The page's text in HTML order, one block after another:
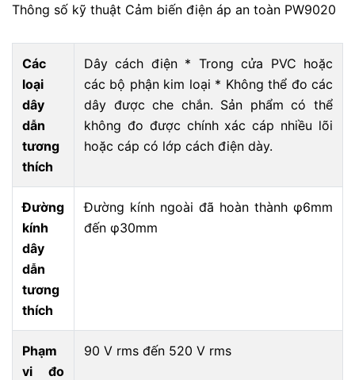
Thông số kỹ thuật Cảm biến điện áp an toàn PW9020
Các
loại
dây
dẫn
tương
thích
Dây cách điện * Trong cửa PVC hoặc
các bộ phận kim loại * Không thể đo các
dây được che chắn. Sản phẩm có thể
không đo được chính xác cáp nhiều lõi
hoặc cáp có lớp cách điện dày.
Đường
kính
dây
dẫn
tương
thích
Đường kính ngoài đã hoàn thành φ6mm
đến φ30mm
Phạm
vi đo
90 V rms đến 520 V rms